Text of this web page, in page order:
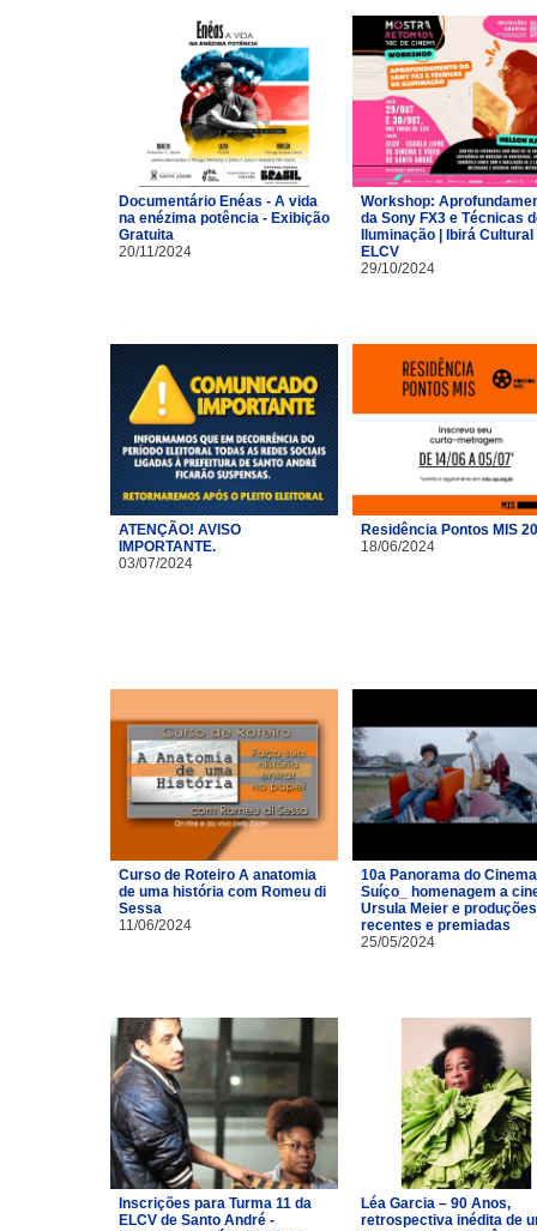
Documentário Enéas - A vida
na enézima potência - Exibição
Gratuita
20/11/2024
Workshop:
da Sony FX3 e Técnicas
Iluminação | Ibirá Cultural
ELCV
29/10/2024
ATENÇÃO! AVISO
IMPORTANTE.
03/07/2024
Residência Pontos MIS
18/06/2024
Curso de Roteiro A anatomia
de uma história com Romeu di
Sessa
11/06/2024
10a Panorama do Cinema
Suíço_ homenagem a
Ursula Meier e produções
recentes e premiadas
25/05/2024
Inscrições para Turma 11 da
ELCV de Santo André -
Léa Garcia – 90 Anos,
retrospectiva inédita de